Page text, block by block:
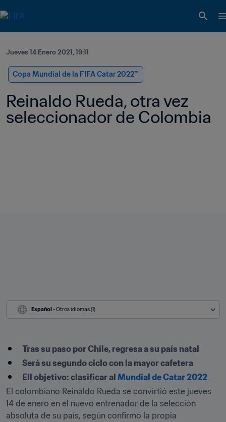
Jueves 14 Enero 2021, 19:11
Copa Mundial de la FIFA Catar 2022™
Reinaldo Rueda, otra vez
seleccionador de Colombia
Español - Otros idiomas (1)
Tras su paso por Chile, regresa a su país natal
Será su segundo ciclo con la mayor cafetera
Ell objetivo: clasificar al Mundial de Catar 2022
El colombiano Reinaldo Rueda se convirtió este jueves
14 de enero en el nuevo entrenador de la selección
absoluta de su país, según confirmó la propia